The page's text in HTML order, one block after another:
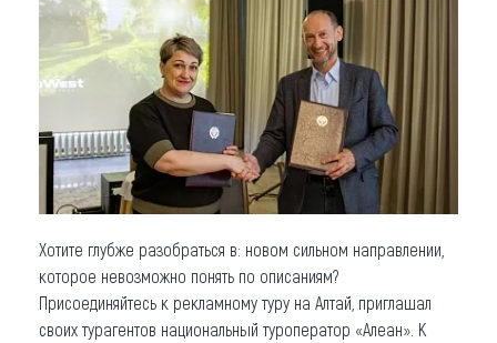
О регионе
Коллекция впечатлений
Другие рубрики
Хотите глубже разобраться в: новом сильном направлении,
которое невозможно понять по описаниям?
Присоединяйтесь к рекламному туру на Алтай, приглашал
своих турагентов национальный туроператор «Алеан». К